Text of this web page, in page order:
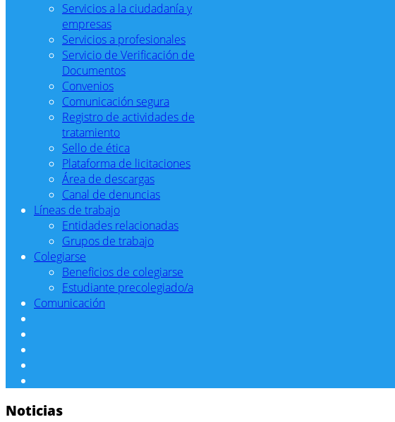
Servicios a la ciudadanía y
empresas
Servicios a profesionales
Servicio de Verificación de
Documentos
Convenios
Comunicación segura
Registro de actividades de
tratamiento
Sello de ética
Plataforma de licitaciones
Área de descargas
Canal de denuncias
Líneas de trabajo
Entidades relacionadas
Grupos de trabajo
Colegiarse
Beneficios de colegiarse
Estudiante precolegiado/a
Comunicación
Noticias